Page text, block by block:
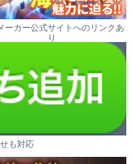
ーカー公式サイトへのリンクあ
り
も対応